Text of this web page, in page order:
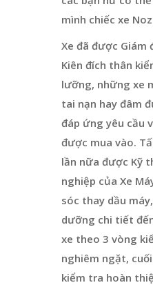
mình chiếc xe
Xe đã được Giám
Kiên đích thân
lưỡng, những xe
tai nạn hay đâm
đáp ứng yêu cầu
được mua vào.
lần nữa được Kỹ
nghiệp của Xe
sóc thay dầu
dưỡng chi tiết
xe theo 3 vòng
nghiêm ngặt,
kiểm tra hoàn